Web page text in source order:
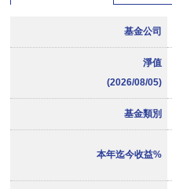
基金公司
淨值
(2026/08/05)
基金類別
本年迄今收益%